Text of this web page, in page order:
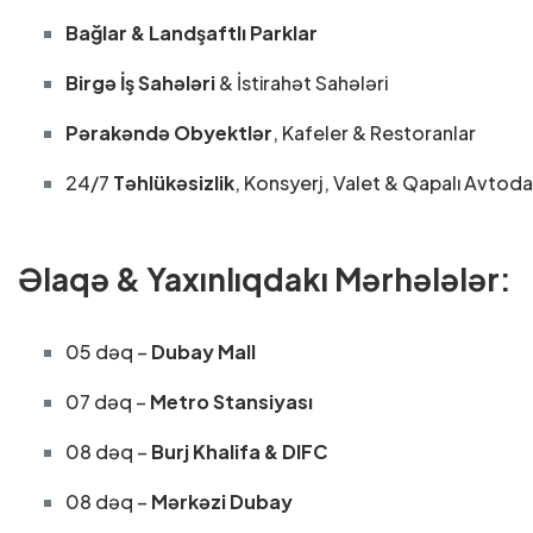
Bağlar & Landşaftlı Parklar
Birgə İş Sahələri& İstirahət Sahələri
Pərakəndə Obyektlər, Kafeler & Restoranlar
24/7 Təhlükəsizlik, Konsyerj, Valet & Qapalı
Əlaqə & Yaxınlıqdakı Mərhələlər:
05 dəq – Dubay Mall
07 dəq – Metro Stansiyası
08 dəq – Burj Khalifa & DIFC
08 dəq – Mərkəzi Dubay